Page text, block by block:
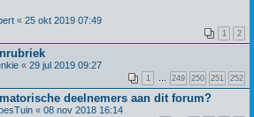
« 25 okt 2019 07:49
1 2
« 29 jul 2019 09:27
1 249 250 251 252
deelnemers aan dit forum?
« 08 nov 2018 16:14